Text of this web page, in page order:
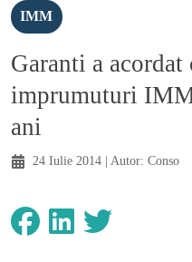
IMM
Garanti a
imprumuturi
ani
24 Iulie 2014 | Autor: Conso